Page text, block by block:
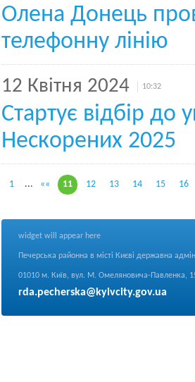
Олена Донець
телефонну лінію
12 Квітня 2024 10:32
Стартує відбір до
Нескорених 2025
1 ... «« 11 12 13 14 15 16
widget will appear here
Печерська районна в місті Києві державна
01010 м. Київ, вул. М. Омеляновича-Павленка,
rda.pecherska@kyivcity.gov.ua